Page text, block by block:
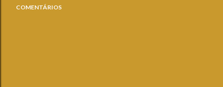
COMENTÁRIOS